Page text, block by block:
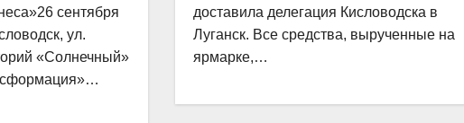
сентября
ул.
«Солнечный»
доставила делегация Кисловодска в
Луганск. Все средства, вырученные на
ярмарке,…